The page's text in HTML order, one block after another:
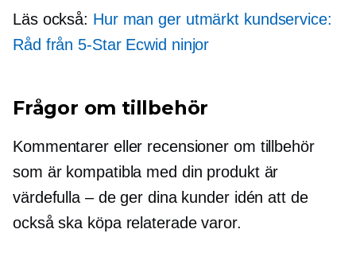
Läs också: Hur man ger utmärkt kundservice:
Råd från 5-StarEcwid ninjor
Frågor om tillbehör
Kommentarer eller recensioner om tillbehör
som är kompatibla med din produkt är
värdefulla – de ger dina kunder idén att de
också ska köpa relaterade varor.